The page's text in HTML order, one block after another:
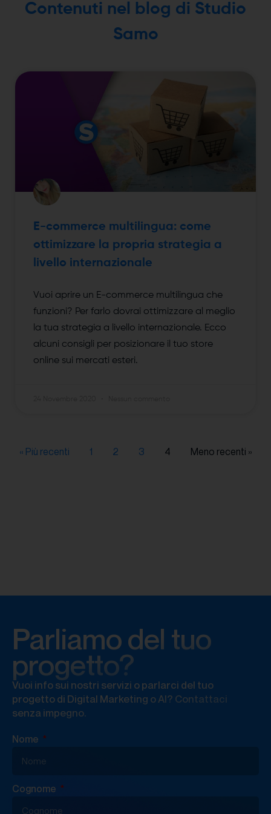
Contenuti nel blog di Studio
Samo
E-commerce multilingua: come
ottimizzare la propria strategia a
livello internazionale
Vuoi aprire un E-commerce multilingua che
funzioni? Per farlo dovrai ottimizzare al meglio
la tua strategia a livello internazionale. Ecco
alcuni consigli per posizionare il tuo store
online sui mercati esteri.
« Più recenti 1 2 3 4 Meno recenti »
Parliamo del tuo
progetto?
Vuoi info sui nostri servizi o parlarci del tuo
progetto di Digital Marketing o AI? Contattaci
senza impegno.
Nome
Cognome